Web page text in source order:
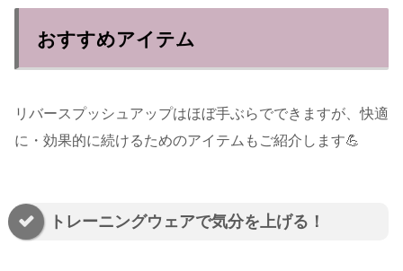
おすすめアイテム
リバースプッシュアップはほぼ手ぶらでできますが、快適
に・効果的に続けるためのアイテムもご紹介します💪
トレーニングウェアで気分を上げる！